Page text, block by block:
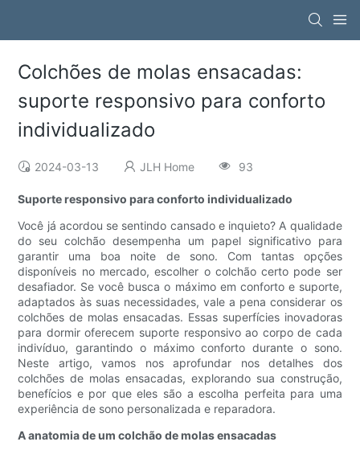
Colchões de molas ensacadas:
suporte responsivo para conforto
individualizado
2024-03-13 JLH Home 93
Suporte responsivo para conforto individualizado
Você já acordou se sentindo cansado e inquieto? A qualidade
do seu colchão desempenha um papel significativo para
garantir uma boa noite de sono. Com tantas opções
disponíveis no mercado, escolher o colchão certo pode ser
desafiador. Se você busca o máximo em conforto e suporte,
adaptados às suas necessidades, vale a pena considerar os
colchões de molas ensacadas. Essas superfícies inovadoras
para dormir oferecem suporte responsivo ao corpo de cada
indivíduo, garantindo o máximo conforto durante o sono.
Neste artigo, vamos nos aprofundar nos detalhes dos
colchões de molas ensacadas, explorando sua construção,
benefícios e por que eles são a escolha perfeita para uma
experiência de sono personalizada e reparadora.
A anatomia de um colchão de molas ensacadas